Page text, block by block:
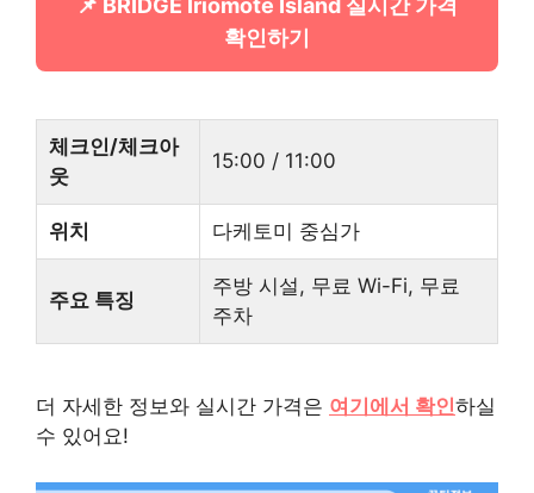
📌 BRIDGE Iriomote Island 실시간 가격
확인하기
체크인/체크아
웃
15:00 / 11:00
위치 다케토미 중심가
주요 특징
주방 시설, 무료 Wi-Fi, 무료
주차
더 자세한 정보와 실시간 가격은 여기에서 확인하실
수 있어요!